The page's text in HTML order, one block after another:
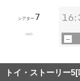
シアター 7
145分
トイ・ストーリー